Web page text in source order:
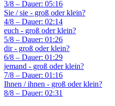
3/8 – Dauer: 05:16
Sie / sie - groß oder klein?
4/8 – Dauer: 02:14
euch - groß oder klein?
5/8 – Dauer: 01:26
dir - groß oder klein?
6/8 – Dauer: 01:29
jemand - groß oder klein?
7/8 – Dauer: 01:16
Ihnen / ihnen - groß oder klein?
8/8 – Dauer: 02:31